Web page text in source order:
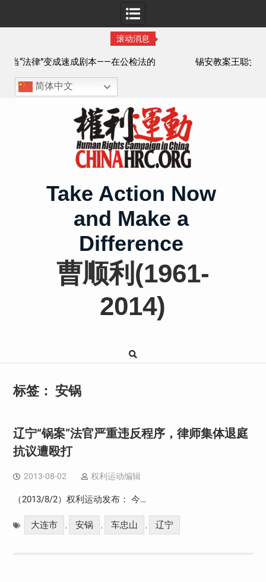
滚动消息
锡安教案王聪女士被抓更多细节曝光 之一
简体中文
Take Action Now
and Make a
Difference
曹顺利(1961-
2014)
标签： 安锅
辽宁“锅案”法官严重违反程序，律师集体退庭
抗议遭殴打
2013-08-02 权利运动编辑
（2013/8/2）权利运动发布： 今…
大连市 , 安锅 , 车忠山 , 辽宁